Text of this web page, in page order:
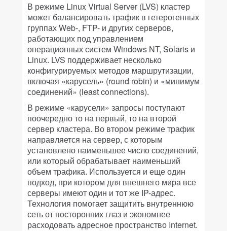
В режиме Linux Virtual Server (LVS) кластер
может балансировать трафик в гетерогенных
группах Web-, FTP- и других серверов,
работающих под управлением
операционных систем Windows NT, Solaris и
Linux. LVS поддерживает несколько
конфигурируемых методов маршрутизации,
включая «карусель» (round robin) и «минимум
соединений» (least connections).
В режиме «карусели» запросы поступают
поочередно то на первый, то на второй
сервер кластера. Во втором режиме трафик
направляется на сервер, с которым
установлено наименьшее число соединений,
или который обрабатывает наименьший
объем трафика. Используется и еще один
подход, при котором для внешнего мира все
серверы имеют один и тот же IP-адрес.
Технология помогает защитить внутреннюю
сеть от посторонних глаз и экономнее
расходовать адресное пространство Internet.